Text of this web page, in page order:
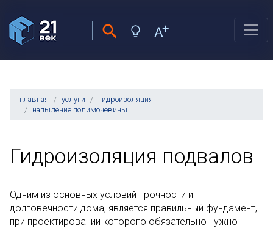
главная услуги
гидроизоляция
напыление полимочевины
Гидроизоляция подвалов
Одним из основных условий прочности и
долговечности дома, является правильный фундамент,
при проектировании которого обязательно нужно